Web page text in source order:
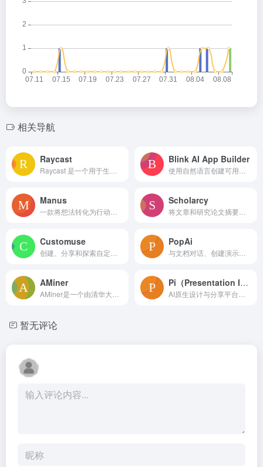
相关导航
Raycast Blink AI App Builder
Manus Scholarcy
Customuse PopAi
AMiner Pi（Presentation Intelligence）
暂无评论